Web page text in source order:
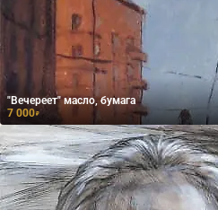
"Вечереет" масло, бумага
7 000₽